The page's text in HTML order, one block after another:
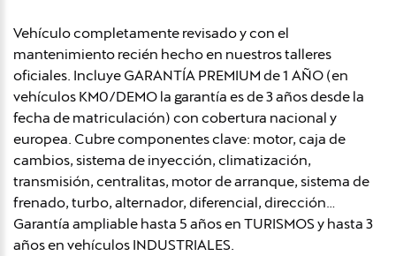
Vehículo completamente revisado y con el
mantenimiento recién hecho en nuestros talleres
oficiales. Incluye GARANTÍA PREMIUM de 1 AÑO (en
vehículos KM0/DEMO la garantía es de 3 años desde la
fecha de matriculación) con cobertura nacional y
europea. Cubre componentes clave: motor, caja de
cambios, sistema de inyección, climatización,
transmisión, centralitas, motor de arranque, sistema de
frenado, turbo, alternador, diferencial, dirección…
Garantía ampliable hasta 5 años en TURISMOS y hasta 3
años en vehículos INDUSTRIALES.